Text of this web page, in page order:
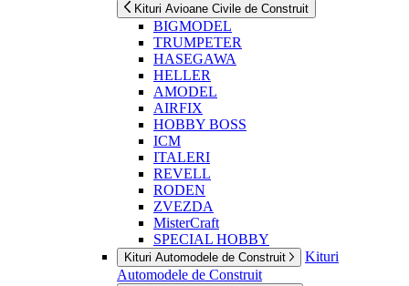
Kituri Avioane Civile de Construit
BIGMODEL
TRUMPETER
HASEGAWA
HELLER
AMODEL
AIRFIX
HOBBY BOSS
ICM
ITALERI
REVELL
RODEN
ZVEZDA
MisterCraft
SPECIAL HOBBY
Kituri Automodele de Construit
Kituri
Automodele de Construit